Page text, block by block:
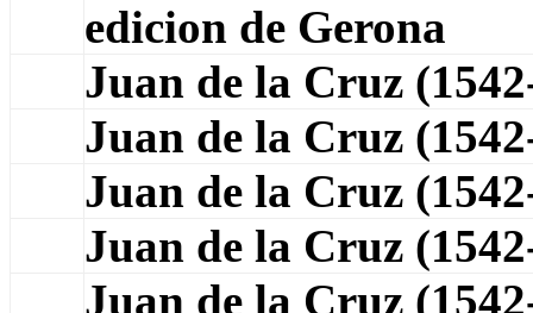
edicion de Gerona
Juan de la Cruz
Juan de la Cruz
Juan de la Cruz
Juan de la Cruz
Juan de la Cruz